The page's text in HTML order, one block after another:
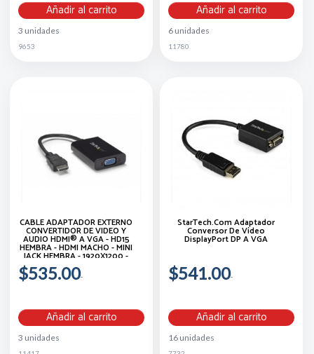
Añadir al carrito
3 unidades
9653
Añadir al carrito
6 unidades
11780
CABLE ADAPTADOR EXTERNO
CONVERTIDOR DE VIDEO Y
AUDIO HDMI® A VGA - HD15
HEMBRA - HDMI MACHO - MINI
JACK HEMBRA - 1920X1200 -
STARTECH.COM MOD.
HD2VGAA2
$535.00
Añadir al carrito
3 unidades
StarTech.com Adaptador
Conversor De Vídeo
DisplayPort DP A VGA
$541.00
Añadir al carrito
16 unidades